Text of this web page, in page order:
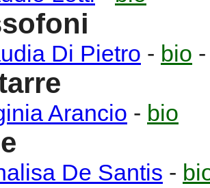
Di Pietro - bio
Arancio - bio
De Santis -